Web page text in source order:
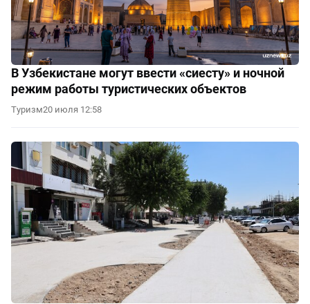
В Узбекистане могут ввести «сиесту» и ночной
режим работы туристических объектов
Туризм20 июля 12:58